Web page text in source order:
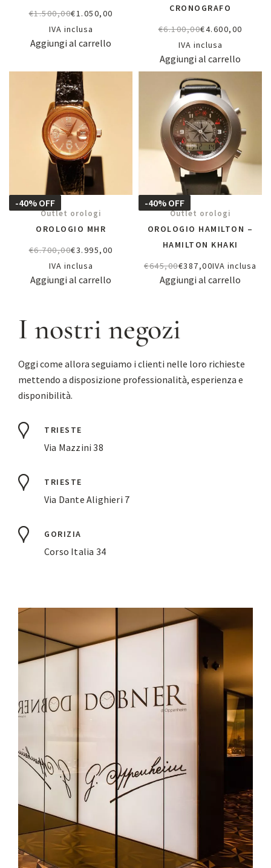
€1.500,00€1.050,00
IVA inclusa
Aggiungi al carrello
CRONOGRAFO
€6.100,00€4.600,00
IVA inclusa
Aggiungi al carrello
-40% OFF
Outlet orologi
OROLOGIO MHR
€6.700,00€3.995,00
IVA inclusa
Aggiungi al carrello
-40% OFF
Outlet orologi
OROLOGIO HAMILTON –
HAMILTON KHAKI
€645,00€387,00IVA inclusa
Aggiungi al carrello
I nostri negozi
Oggi come allora seguiamo i clienti nelle loro richieste
mettendo a disposizione professionalità, esperienza e
disponibilità.
TRIESTE
Via Mazzini 38
TRIESTE
Via Dante Alighieri 7
GORIZIA
Corso Italia 34